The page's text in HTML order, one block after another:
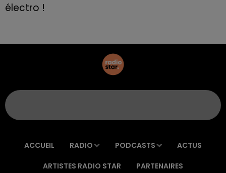
électro !
ACCUEIL RADIO PODCASTS ACTUS
ARTISTES RADIO STAR PARTENAIRES